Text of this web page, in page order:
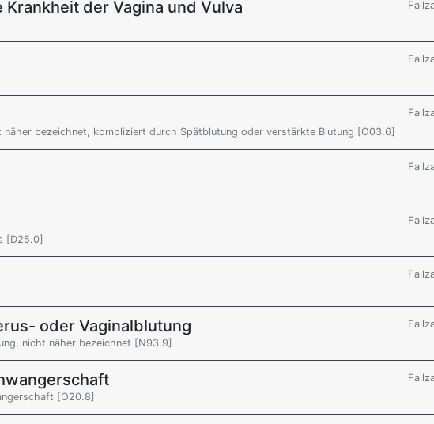
der Vagina und Vulva
bezeichnet, kompliziert durch Spätblutung oder verstärkte Blutung [O03.6]
[D25.0]
oder Vaginalblutung
nicht näher bezeichnet [N93.9]
[O20.8]